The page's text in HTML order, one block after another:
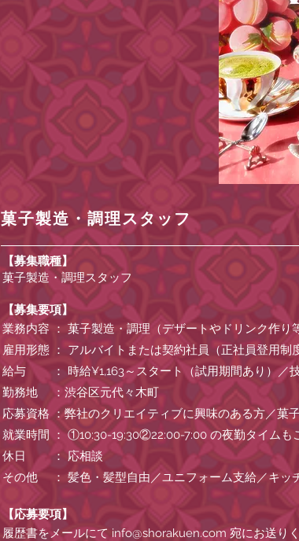
菓子製造・調理スタッフ
【募集職種】
菓子製造・調理スタッフ
【募集要項】
業務内容 ： 菓子製造・調理（デザートやドリンク作り
雇用形態 ： アルバイトまたは契約社員（正社員登用制
給与 ： 時給¥1,163～スタート（試用期間あり）／技
勤務地 ：渋谷区元代々木町
応募資格 ：弊社のクリエイティブに興味のある方／菓
就業時間 ： ①10:30-19:30②22:00-7:00 の夜勤タイムも
休日 ： 応相談
その他 ： 髪色・髪型自由／ユニフォーム支給／キッ
【応募要項】
履歴書をメールにて info@shorakuen.com 宛にお送り